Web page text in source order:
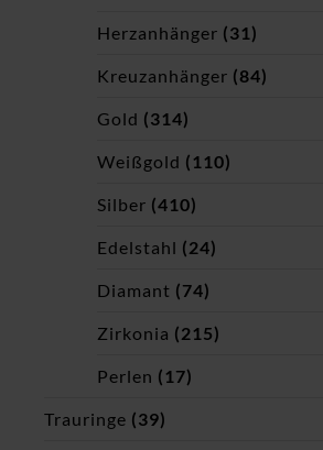
Herzanhänger (31)
Kreuzanhänger (84)
Gold (314)
Weißgold (110)
Silber (410)
Edelstahl (24)
Diamant (74)
Zirkonia (215)
Perlen (17)
Trauringe (39)